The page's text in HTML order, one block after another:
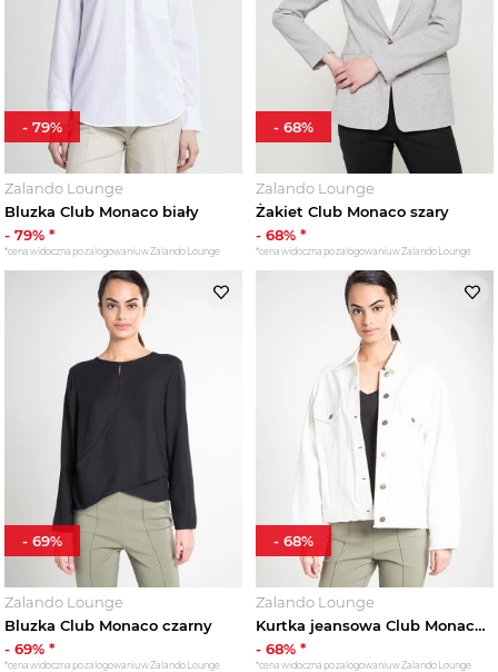
Zalando Lounge
Bluzka Club Monaco biały
- 79% *
*cena widoczna po zalogowaniu w Zalando Lounge
- 79%
Zalando Lounge
Żakiet Club Monaco szary
- 68% *
*cena widoczna po zalogowaniu w Zalando Lounge
- 68%
Zalando Lounge
Bluzka Club Monaco czarny
- 69% *
*cena widoczna po zalogowaniu w Zalando Lounge
- 69%
Zalando Lounge
Kurtka jeansowa Club Monaco biały
- 68% *
*cena widoczna po zalogowaniu w Zalando Lounge
- 68%